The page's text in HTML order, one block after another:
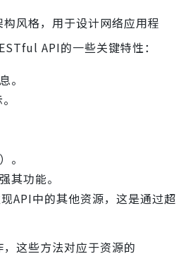
风格，用于设计网络应用程
API的一些关键特性：
。
。
其功能。
API中的其他资源，这是通过超
这些方法对应于资源的